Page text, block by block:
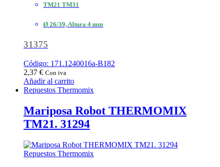
TM21 TM31
Ø 26/39, Altura 4 mm
31375
Código: 171.1240016a-B182
2,37 € Con iva
Añadir al carrito
Repuestos Thermomix
Mariposa Robot THERMOMIX
TM21. 31294
Repuestos Thermomix